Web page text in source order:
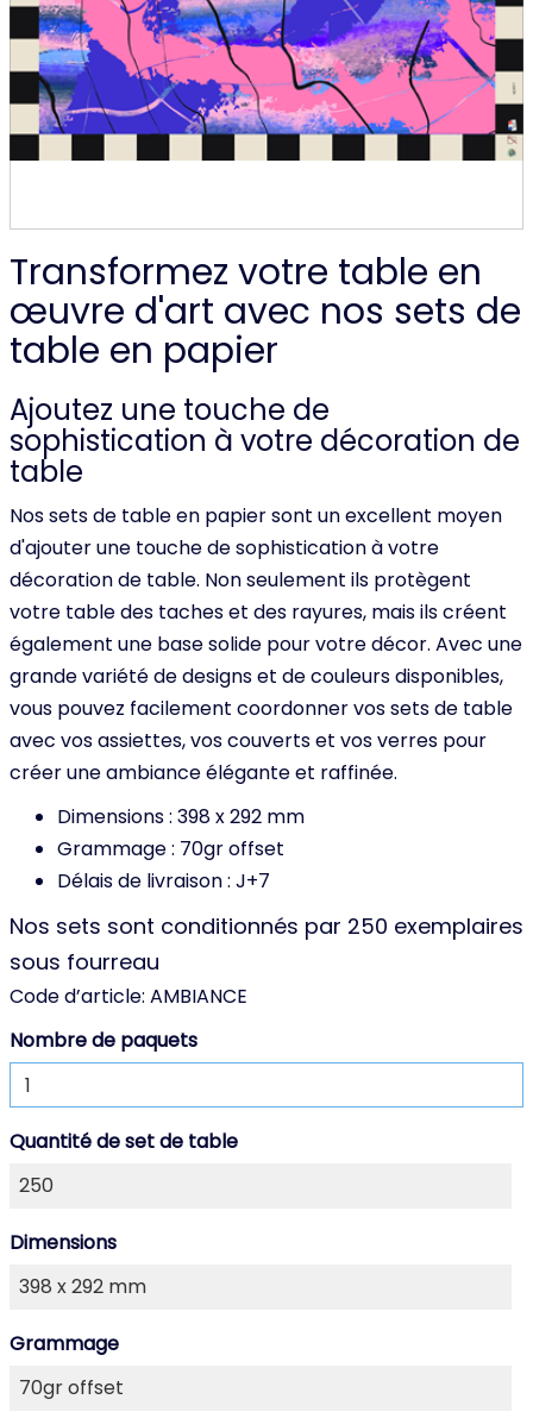
Transformez votre table en
œuvre d'art avec nos sets de
table en papier
Ajoutez une touche de
sophistication à votre décoration de
table
Nos sets de table en papier sont un excellent moyen
d'ajouter une touche de sophistication à votre
décoration de table. Non seulement ils protègent
votre table des taches et des rayures, mais ils créent
également une base solide pour votre décor. Avec une
grande variété de designs et de couleurs disponibles,
vous pouvez facilement coordonner vos sets de table
avec vos assiettes, vos couverts et vos verres pour
créer une ambiance élégante et raffinée.
Dimensions : 398 x 292 mm
Grammage : 70gr offset
Délais de livraison : J+7
Nos sets sont conditionnés par 250 exemplaires
sous fourreau
Code d’article: AMBIANCE
Nombre de paquets
Quantité de set de table
Dimensions
Grammage